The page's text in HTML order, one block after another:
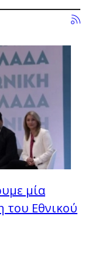
μία
Εθνικού